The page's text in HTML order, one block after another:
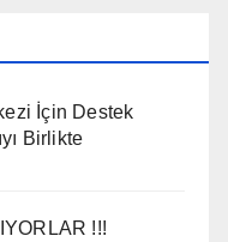
İçin Destek
Birlikte
!!!